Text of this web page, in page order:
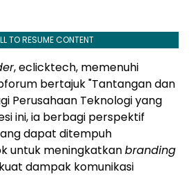
TO RESUME CONTENT
, eclicktech, memenuhi
bertajuk "Tantangan dan
Perusahaan Teknologi yang
ini, ia berbagi perspektif
dapat ditempuh
untuk meningkatkanbranding
dampak komunikasi